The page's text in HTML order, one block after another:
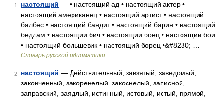
1 настоящий — • настоящий ад • настоящий актер •
настоящий американец • настоящий артист • настоящий
балбес • настоящий бандит • настоящий барин • настоящий
бедлам • настоящий бич • настоящий боец • настоящий бой
• настоящий большевик • настоящий борец •&#8230; …
Словарь русской идиоматики
2 настоящий — Действительный, завзятый, заведомый,
законченный, закоренелый, закоснелый, записной,
заправский, заядлый, истинный, истовый, истый, прямой,